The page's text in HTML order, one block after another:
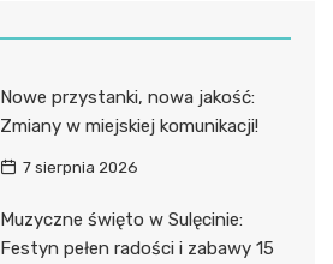
Nowe przystanki, nowa jakość:
Zmiany w miejskiej komunikacji!
7 sierpnia 2026
Muzyczne święto w Sulęcinie:
Festyn pełen radości i zabawy 15